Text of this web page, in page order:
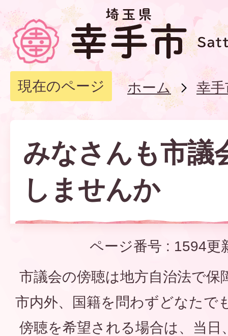
現在のページ ホーム 幸
みなさんも市議
しませんか
ページ番号 : 1594更
市議会の傍聴は地方自治法で保
市内外、国籍を問わずどなたで
傍聴を希望される場合は、当日